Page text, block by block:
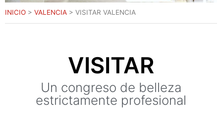
INICIO > VALENCIA > VISITAR VALENCIA
VISITAR
Un congreso de belleza
estrictamente profesional